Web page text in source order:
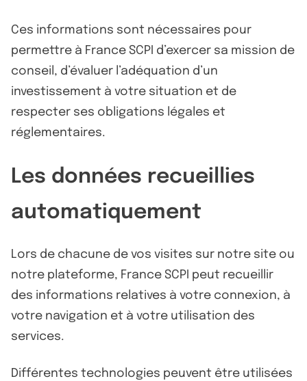
Ces informations sont nécessaires pour
permettre à France SCPI d’exercer sa mission de
conseil, d’évaluer l’adéquation d’un
investissement à votre situation et de
respecter ses obligations légales et
réglementaires.
Les données recueillies
automatiquement
Lors de chacune de vos visites sur notre site ou
notre plateforme, France SCPI peut recueillir
des informations relatives à votre connexion, à
votre navigation et à votre utilisation des
services.
Différentes technologies peuvent être utilisées